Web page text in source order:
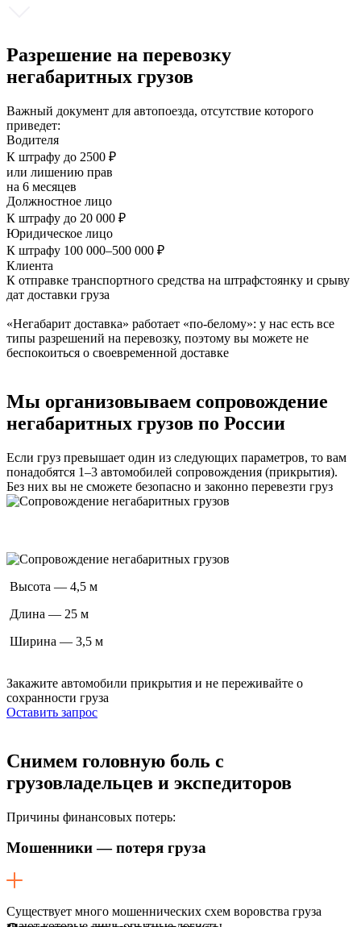
Разрешение на перевозку
негабаритных грузов
Важный документ для автопоезда, отсутствие которого
приведет:
Водителя
К штрафу до 2500 ₽
или лишению прав
на 6 месяцев
Должностное лицо
К штрафу до 20 000 ₽
Юридическое лицо
К штрафу 100 000–500 000 ₽
Клиента
К отправке транспортного средства на штрафстоянку и срыву
дат доставки груза
«Негабарит доставка» работает «по-белому»: у нас есть все
типы разрешений на перевозку, поэтому вы можете не
беспокоиться о своевременной доставке
Мы организовываем сопровождение
негабаритных грузов по России
Если груз превышает один из следующих параметров, то вам
понадобятся 1–3 автомобилей сопровождения (прикрытия).
Без них вы не сможете безопасно и законно перевезти груз
Высота — 4,5 м
Длина — 25 м
Ширина — 3,5 м
Закажите автомобили прикрытия и не переживайте о
сохранности груза
Оставить запрос
Снимем головную боль с
грузовладельцев и экспедиторов
Причины финансовых потерь:
Мошенники — потеря груза
Существует много мошеннических схем воровства груза